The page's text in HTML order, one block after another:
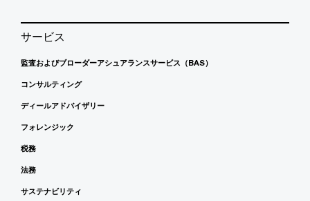
サービス
監査およびブローダーアシュアランスサービス（BAS）
コンサルティング
ディールアドバイザリー
フォレンジック
税務
法務
サステナビリティ